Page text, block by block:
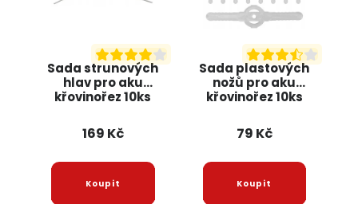
Sada strunových
hlav pro aku
křovinořez 10ks
TECHNIC
169 Kč
Sada plastových
nožů pro aku
křovinořez 10ks
TECHNIC
79 Kč